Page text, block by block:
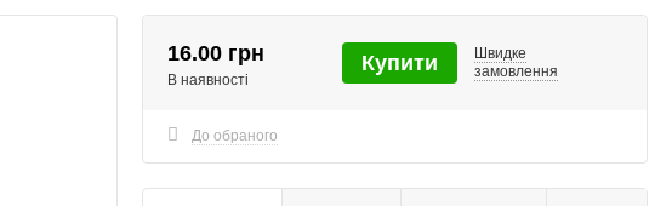
16.00 грн
В наявності
Купити
Швидке
замовлення
До обраного